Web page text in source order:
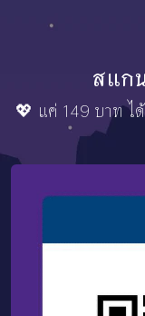
สแก
💖 แค่ 149 บาท ไ